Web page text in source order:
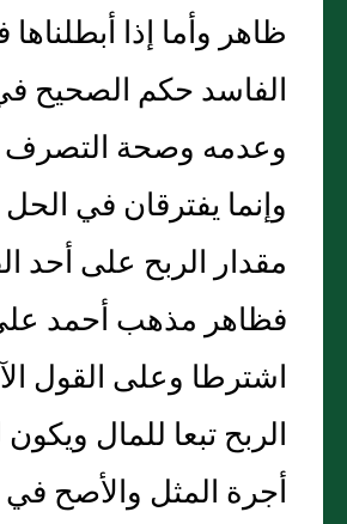
ظاهر وأما إذا
الفاسد حكم الصحيح
وعدمه وصحة
وإنما يفترقان في
مقدار الربح على أحد
فظاهر مذهب أحمد
اشترطا وعلى القول
الربح تبعا للمال
أجرة المثل والأصح